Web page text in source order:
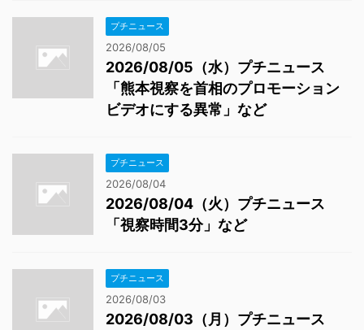
プチニュース
2026/08/05
2026/08/05（水）プチニュース
「熊本視察を首相のプロモーション
ビデオにする異常」など
プチニュース
2026/08/04
2026/08/04（火）プチニュース
「視察時間3分」など
プチニュース
2026/08/03
2026/08/03（月）プチニュース